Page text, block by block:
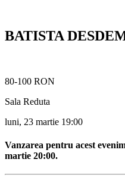
BATISTA
80-100 RON
Sala Reduta
luni, 23 martie 19:00
Vanzarea pentru acest
martie 20:00.